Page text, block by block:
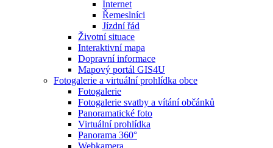
Internet
Řemeslníci
Jízdní řád
Životní situace
Interaktivní mapa
Dopravní informace
Mapový portál GIS4U
Fotogalerie a virtuální prohlídka obce
Fotogalerie
Fotogalerie svatby a vítání občánků
Panoramatické foto
Virtuální prohlídka
Panorama 360°
Webkamera